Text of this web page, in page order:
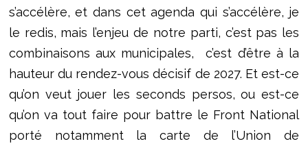
s’accélère, et dans cet agenda qui s’accélère, je
le redis, mais l’enjeu de notre parti, c’est pas les
combinaisons aux municipales, c’est d’être à la
hauteur du rendez-vous décisif de 2027. Et est-ce
qu’on veut jouer les seconds persos, ou est-ce
qu’on va tout faire pour battre le Front National
porté notamment la carte de l’Union de